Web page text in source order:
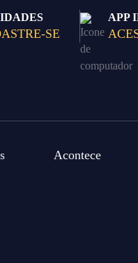
SE
APP
Acontece